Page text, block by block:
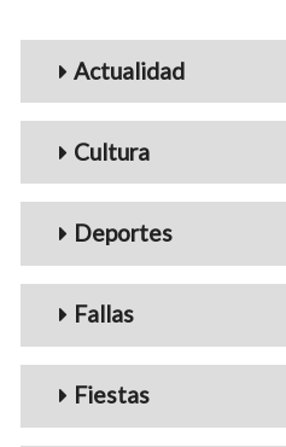
Menu_Videos
Actualidad
Cultura
Deportes
Fallas
Fiestas